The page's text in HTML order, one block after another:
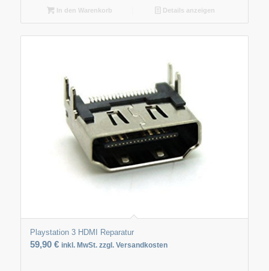
In den Warenkorb Details anzeigen
Playstation 3 HDMI Reparatur
59,90 € inkl. MwSt. zzgl. Versandkosten